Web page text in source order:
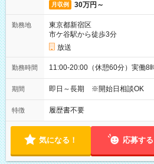
月収例 30万円～
勤務地
東京都新宿区
市ケ谷駅から徒歩3分
放送
勤務時間 11:00-20:00（休憩60分）実働8
期間 即日～長期 ※開始日相談OK
特徴 履歴書不要
気になる！ 応募する